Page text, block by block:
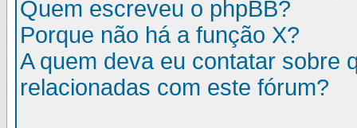
Quem escreveu o phpBB?
Porque não há a função X?
A quem deva eu contatar sobre
relacionadas com este fórum?